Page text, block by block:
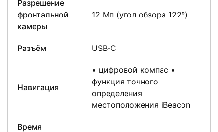
Разрешение
фронтальной
камеры
12 Мп (угол обзора 122°)
Разъём USB‑C
Навигация
• цифровой компас •
функция точного
определения
местоположения iBeacon
Время